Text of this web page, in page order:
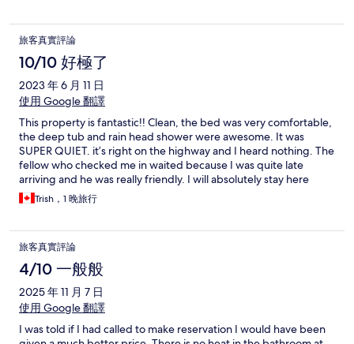
旅客真實評論
10/10 好極了
2023 年 6 月 11 日
使用 Google 翻譯
This property is fantastic!! Clean, the bed was very comfortable,
the deep tub and rain head shower were awesome. It was
SUPER QUIET. it’s right on the highway and I heard nothing. The
fellow who checked me in waited because I was quite late
arriving and he was really friendly. I will absolutely stay here
again.Trish，1 晚旅行
旅客真實評論
4/10 一般般
2025 年 11 月 7 日
使用 Google 翻譯
I was told if I had called to make reservation I would have been